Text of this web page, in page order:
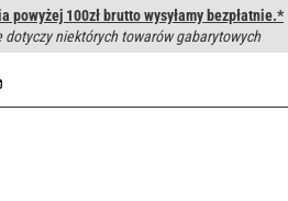
powyżej 100zł brutto wysyłamy bezpłatnie.*
dotyczy niektórych towarów gabarytowych
Hurtownia Napisz do nas